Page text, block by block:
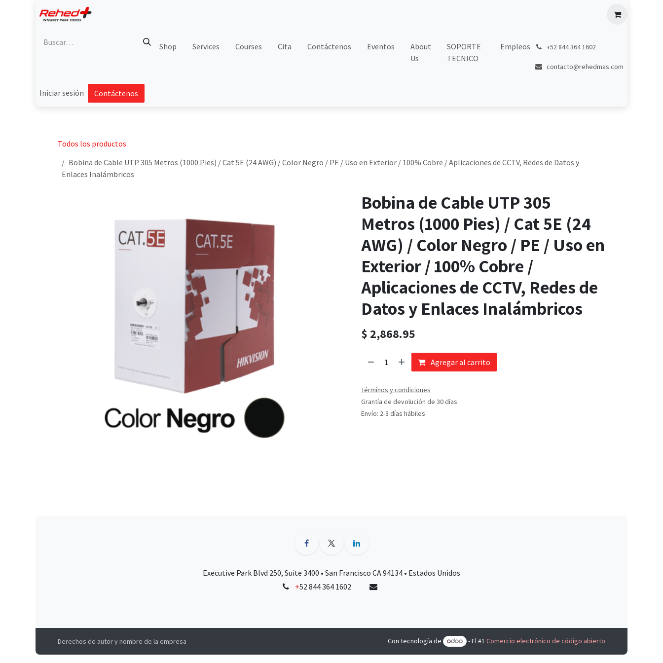
Shop Services Courses Cita Contáctenos Eventos
About
Us
SOPORTE
TECNICO
Empleos +52 844 364 1602
contacto@rehedmas.com
Iniciar sesión Contáctenos
Todos los productos
Bobina de Cable UTP 305 Metros (1000 Pies) / Cat 5E (24 AWG) / Color Negro / PE / Uso en Exterior / 100% Cobre / Aplicaciones de CCTV, Redes de Datos y
Enlaces Inalámbricos
Bobina de Cable UTP 305
Metros (1000 Pies) / Cat 5E (24
AWG) / Color Negro / PE / Uso en
Exterior / 100% Cobre /
Aplicaciones de CCTV, Redes de
Datos y Enlaces Inalámbricos
$ 2,868.95
Agregar al carrito
Términos y condiciones
Grantía de devolución de 30 días
Envío: 2-3 días hábiles
Executive Park Blvd 250, Suite 3400 • San Francisco CA 94134 • Estados Unidos
+52 844 364 1602
Derechos de autor y nombre de la empresa Con tecnología de - El #1 Comercio electrónico de código abierto